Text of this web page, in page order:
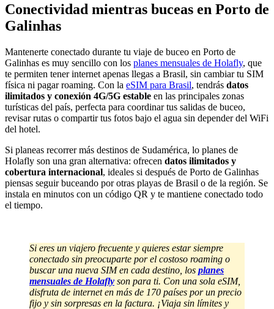
Conectividad mientras buceas en Porto de
Galinhas
Mantenerte conectado durante tu viaje de buceo en Porto de
Galinhas es muy sencillo con los planes mensuales de Holafly, que
te permiten tener internet apenas llegas a Brasil, sin cambiar tu SIM
física ni pagar roaming. Con la eSIM para Brasil, tendrás datos
ilimitados y conexión 4G/5G estable en las principales zonas
turísticas del país, perfecta para coordinar tus salidas de buceo,
revisar rutas o compartir tus fotos bajo el agua sin depender del WiFi
del hotel.
Si planeas recorrer más destinos de Sudamérica, lo planes de
Holafly son una gran alternativa: ofrecen datos ilimitados y
cobertura internacional, ideales si después de Porto de Galinhas
piensas seguir buceando por otras playas de Brasil o de la región. Se
instala en minutos con un código QR y te mantiene conectado todo
el tiempo.
Si eres un viajero frecuente y quieres estar siempre
conectado sin preocuparte por el costoso roaming o
buscar una nueva SIM en cada destino, los planes
mensuales de Holafly son para ti. Con una sola eSIM,
disfruta de internet en más de 170 países por un precio
fijo y sin sorpresas en la factura. ¡Viaja sin límites y